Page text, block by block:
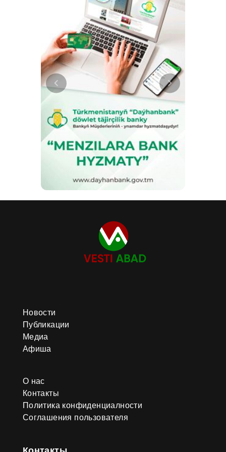
Новости
Публикации
Медиа
Афиша
О нас
Контакты
Политика конфиденциалности
Соглашения пользователя